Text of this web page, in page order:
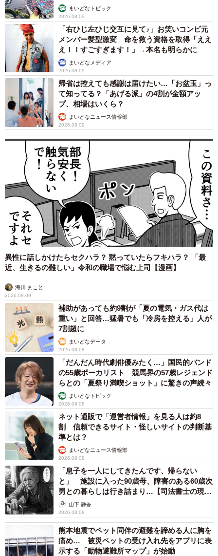
Invader XDさん（吹き出し右）とお兄さんの会話。バズったことも喜ん
でくれたそうです（提供：Invader XDさん @Invader_0123）
ーー現段階で14万いいねに、リプライも160件を超えてい
ました
「箱には『かわいくて煽り性能の高いポプ子ちゃんを採用
しよう』と絵を描いたんですが、『これはこれで価値が生
まれそう』というリプライを見て、『確かにw』と思いまし
た。まさかここまでバズってしまうとは思ってもおらず、
ここまで担ぎ上げてくれたフォロワーさんや多くの人達に
感謝しております。本当に貴重な経験をさせてもらい、一
いました！」
※ポプ子：漫画家・大川ぶくぶ氏が描くマンガ『ポプテピ
ピック』のキャラクター
ーー大注目のSwitch Liteでお兄さんにとっても最高のプレ
ゼントになりそうです
「実は、兄にはまだ送っていなくて。兄がやりたがってい
た『ポケモン LEGEND アルセウス』一緒に贈ろうかとか、
記念として本体にペイントしようか、など色々考えていま
す。数日後には発送する予定です」
◇ ◇
ちなみに、箱に描かれたポプテピピックのイラストが上手
すぎることでも話題となっていましたが、Invader XDさん
の職業はイラスト関係などではないとのこと。これからは
イラストを趣味にしたいとおっしゃっていたので、今後の
ツイートにも注目が集まりそうです。
まいどなトピック
2026.08.09
「右ひじ左ひじ交互に見て♪」お笑いコンビ元
メンバー髪型激変 命を救う資格を取得「ええ
え！！すごすぎます！」→本名も明らかに
まいどなメディア
2026.08.09
帰省は控えても感謝は届けたい…「お盆玉」っ
て知ってる？「あげる派」の4割が金額アッ
プ、相場はいくら？
まいどなニュース情報部
2026.08.09
異性に話しかけたらセクハラ？ 黙っていたらフキハラ？ 「最
近、生きるの難しい」令和の職場で悩む上司【漫画】
海川 まこと
2026.08.09
補助があっても約9割が「夏の電気・ガス代は
重い」と回答…猛暑でも「冷房を控える」人が
7割超に
まいどなデータ
2026.08.08
「だんだん時代劇俳優みたく…」国民的バンド
の55歳ボーカリスト 競馬界の57歳レジェンド
らとの「夏祭り満喫ショット」に驚きの声続々
まいどなトピック
2026.08.08
ネット通販で「運営者情報」を見る人は約8
割 信頼できるサイト・怪しいサイトの判断基
準とは？
まいどなニュース情報部
2026.08.08
「息子を一人にしてきたんです、帰らない
と」 施設に入った90歳母、障害のある60歳次
男との暮らしは行き詰まり…【司法書士の現場
から】山下 静香
2026.08.08
熊本地震でペット同伴の避難を諦める人に胸を
痛め… 被災ペットの受け入れ先をアプリに表
示する「動物避難所マップ」が始動